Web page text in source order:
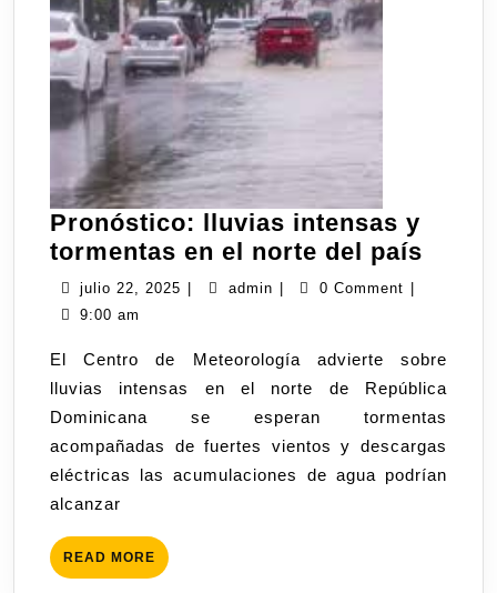
Pronóstico: lluvias intensas y
tormentas en el norte del país
julio 22, 2025 admin 0 Comment
9:00 am
El Centro de Meteorología advierte sobre
lluvias intensas en el norte de República
Dominicana se esperan tormentas
acompañadas de fuertes vientos y descargas
eléctricas las acumulaciones de agua podrían
alcanzar
READ MORE